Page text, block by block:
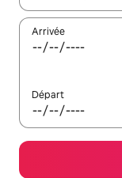
Arrivée
Départ